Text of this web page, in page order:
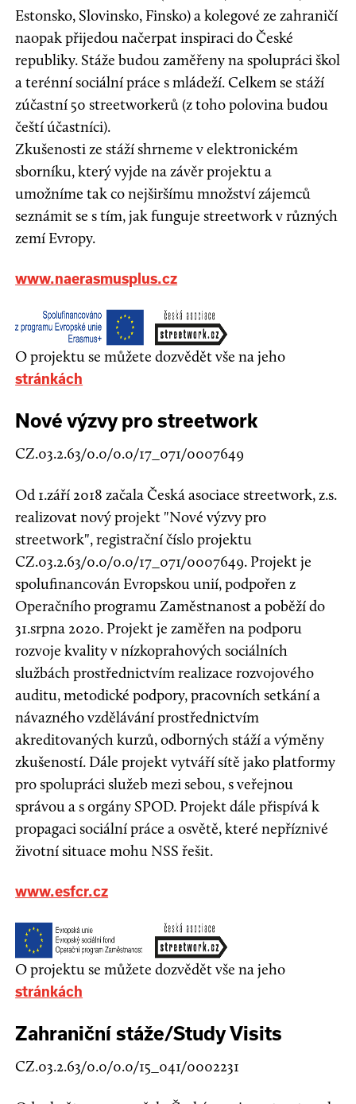
Estonsko, Slovinsko, Finsko) a kolegové ze zahraničí
naopak přijedou načerpat inspiraci do České
republiky. Stáže budou zaměřeny na spolupráci škol
a terénní sociální práce s mládeží. Celkem se stáží
zúčastní 50 streetworkerů (z toho polovina budou
čeští účastníci).
Zkušenosti ze stáží shrneme v elektronickém
sborníku, který vyjde na závěr projektu a
umožníme tak co nejširšímu množství zájemců
seznámit se s tím, jak funguje streetwork v různých
zemí Evropy.
www.naerasmusplus.cz
O projektu se můžete dozvědět vše na jeho
stránkách
Nové výzvy pro streetwork
CZ.03.2.63/0.0/0.0/17_071/0007649
Od 1.září 2018 začala Česká asociace streetwork, z.s.
realizovat nový projekt "Nové výzvy pro
streetwork", registrační číslo projektu
CZ.03.2.63/0.0/0.0/17_071/0007649. Projekt je
spolufinancován Evropskou unií, podpořen z
Operačního programu Zaměstnanost a poběží do
31.srpna 2020. Projekt je zaměřen na podporu
rozvoje kvality v nízkoprahových sociálních
službách prostřednictvím realizace rozvojového
auditu, metodické podpory, pracovních setkání a
návazného vzdělávání prostřednictvím
akreditovaných kurzů, odborných stáží a výměny
zkušeností. Dále projekt vytváří sítě jako platformy
pro spolupráci služeb mezi sebou, s veřejnou
správou a s orgány SPOD. Projekt dále přispívá k
propagaci sociální práce a osvětě, které nepříznivé
životní situace mohu NSS řešit.
www.esfcr.cz
O projektu se můžete dozvědět vše na jeho
stránkách
Zahraniční stáže/Study Visits
CZ.03.2.63/0.0/0.0/15_041/0002231